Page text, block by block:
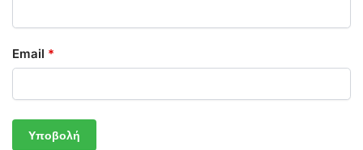
Email *